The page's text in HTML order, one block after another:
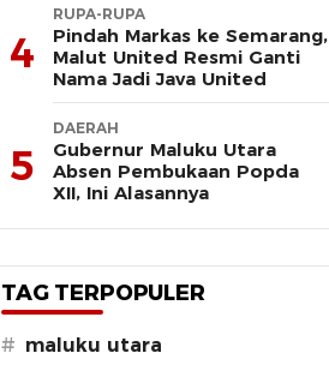
4
RUPA-RUPA
Pindah Markas ke Semarang,
Malut United Resmi Ganti
Nama Jadi Java United
5
DAERAH
Gubernur Maluku Utara
Absen Pembukaan Popda
XII, Ini Alasannya
TAG TERPOPULER
# maluku utara